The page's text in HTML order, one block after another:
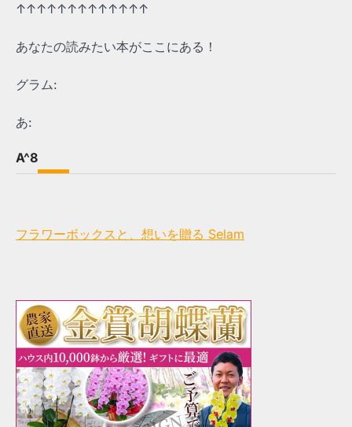
↑↑↑↑↑↑↑↑↑↑↑↑↑
あなたの読みたい本がここにある！
グラム:
あ:
A^8
フラワーボックスと、想いを贈る Selam